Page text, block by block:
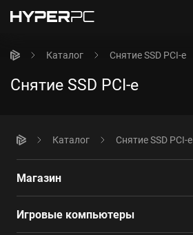
Каталог Снятие SSD PCI-e
Снятие SSD PCI-e
Каталог Снятие SSD PCI-e
Магазин
Игровые компьютеры